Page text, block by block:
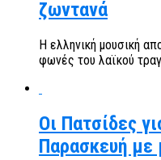
ζωντανά
Η ελληνική μουσική
φωνές του λαϊκού
Οι Πατσίδες
Παρασκευή με